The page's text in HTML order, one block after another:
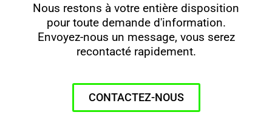
Nous restons à votre entière disposition
pour toute demande d'information.
Envoyez-nous un message, vous serez
recontacté rapidement.
CONTACTEZ-NOUS